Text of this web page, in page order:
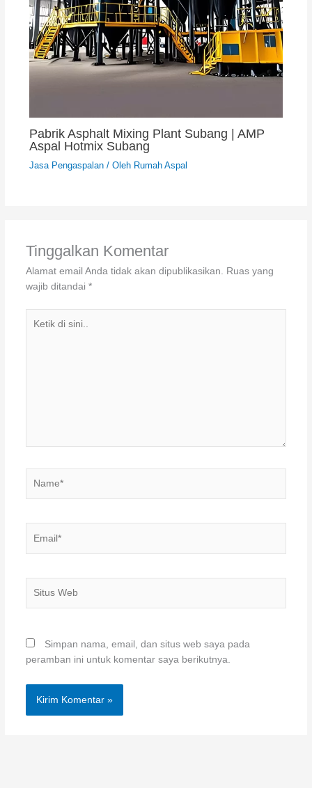
Pabrik Asphalt Mixing Plant Subang | AMP
Aspal Hotmix Subang
Jasa Pengaspalan/ Oleh Rumah Aspal
Tinggalkan Komentar
Alamat email Anda tidak akan dipublikasikan. Ruas yang
wajib ditandai *
Simpan nama, email, dan situs web saya pada
peramban ini untuk komentar saya berikutnya.